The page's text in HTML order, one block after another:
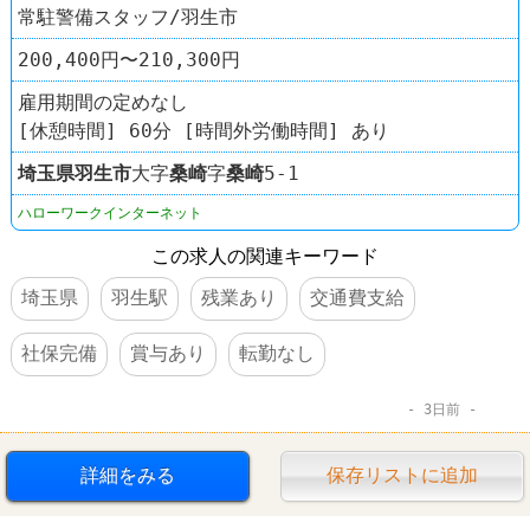
常駐警備スタッフ/羽生市
200,400円〜210,300円
雇用期間の定めなし
[休憩時間] 60分 [時間外労働時間] あり
埼玉県羽生市大字桑崎字桑崎5-1
ハローワークインターネット
この求人の関連キーワード
埼玉県
羽生駅 残業あり 交通費支給
社保完備 賞与あり 転勤なし
3日前
詳細をみる 保存リストに追加